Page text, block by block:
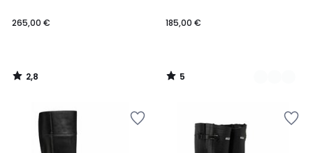
265,00 €
2,8
/
185,00 €
5
/